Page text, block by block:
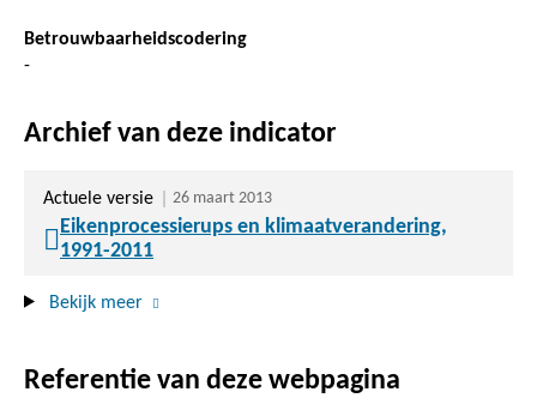
Betrouwbaarheidscodering
-
Archief van deze indicator
Actuele versie 26 maart 2013
Eikenprocessierups en klimaatverandering,
1991-2011
Bekijk meer
Referentie van deze webpagina